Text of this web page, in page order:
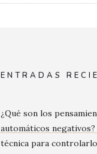
ENTRADAS
¿Qué son los
automáticos
técnica para